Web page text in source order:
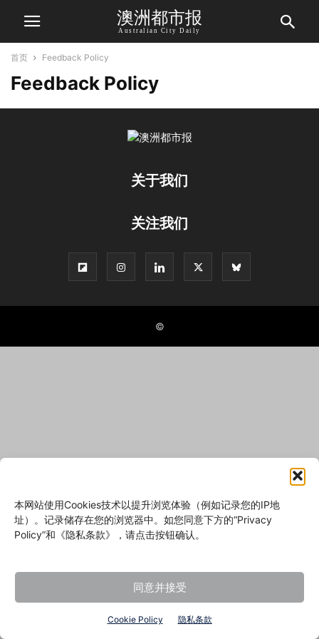
本网站使用Cookies技术以提升浏览体验（例如记录您的IP地
址）。记录储存在您的浏览器中。如您同意下方的“Privacy
Policy”和《隐私条款》，请点击按钮确认。
同意并接受
Cookie Policy 隐私条款
澳洲都市报
Australian City Daily
首页 Feedback Policy
Feedback Policy
关于我们
关注我们
©